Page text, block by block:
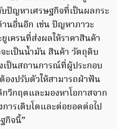
ปัญหาเศรษฐกิจที่เป็นผลกระ
นอื่นอีก เช่น ปัญหาภาวะ
เครนที่ส่งผลให้ราคาสินค้า
ะเป็นน้ำมัน สินค้า วัตถุดิบ
เป็นสถานการณ์ที่ผู้ประกอบ
องปรับตัวให้สามารถฝ่าฟัน
วิกฤตและมองหาโอกาสจาก
ารเติบโตและต่อยอดต่อไป
กิจนี้”